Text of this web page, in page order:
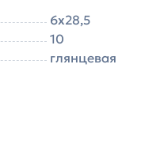
6х28,5
10
глянцевая